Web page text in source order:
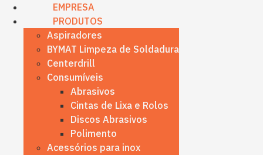
content
EMPRESA
PRODUTOS
Aspiradores
BYMAT Limpeza de Soldadura
Centerdrill
Consumíveis
Abrasivos
Cintas de Lixa e Rolos
Discos Abrasivos
Polimento
Acessórios para inox